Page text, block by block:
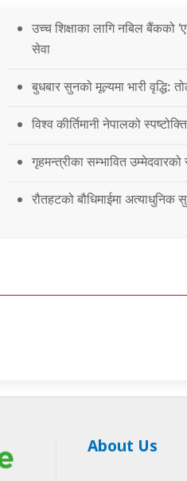
उच्च शिक्षाका लागि नबिल बैंकको
सेवा
बुधबार सुनको मूल्यमा भारी वृद्धि:
विश्व कीर्तिमानी नेपालको
गृहमन्त्रीका सम्भावित
रौतहटको बौधिमाईमा अत्याधुनिक
About Us